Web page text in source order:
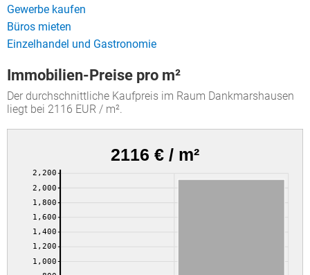
Gewerbe kaufen
Büros mieten
Einzelhandel und Gastronomie
Immobilien-Preise pro m²
Der durchschnittliche Kaufpreis im Raum Dankmarshausen
liegt bei 2116 EUR / m².
2116 € / m²
1,000
1,200
1,400
1,600
1,800
2,000
2,200